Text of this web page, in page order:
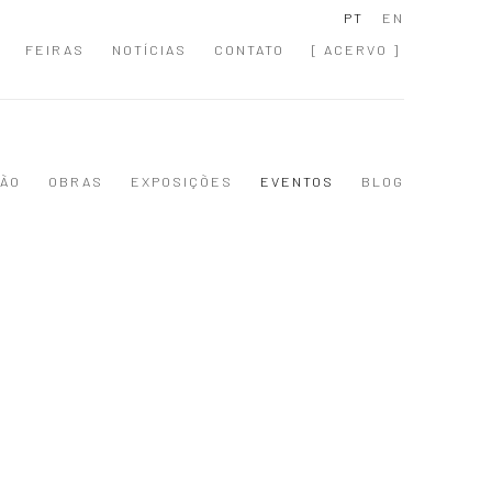
FEIRAS NOTÍCIAS CONTATO [ ACERVO ]
PT EN
OBRAS EXPOSIÇÕES EVENTOS BLOG